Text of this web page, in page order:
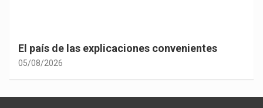
El país de las explicaciones convenientes
05/08/2026